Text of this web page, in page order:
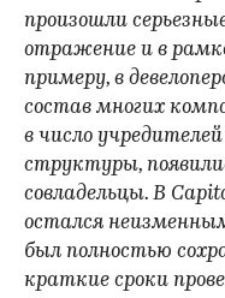
произошли
отражение и в
примеру, в
состав многих
в число
структуры,
совладельцы. В
остался
был полностью
краткие сроки